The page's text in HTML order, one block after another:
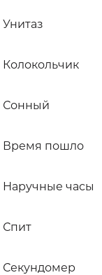
Унитаз
Колокольчик
Сонный
Время пошло
Наручные часы
Спит
Секундомер